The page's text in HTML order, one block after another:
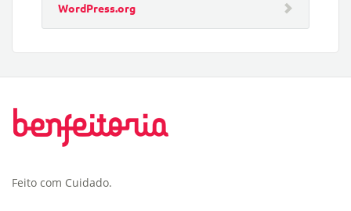
WordPress.org
Feito com Cuidado.